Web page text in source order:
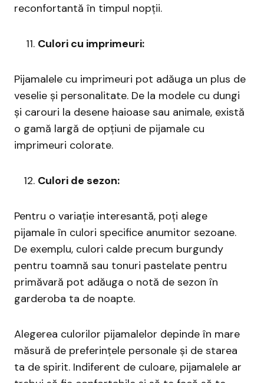
reconfortantă în timpul nopții.
Culori cu imprimeuri:
Pijamalele cu imprimeuri pot adăuga un plus de
veselie și personalitate. De la modele cu dungi
și carouri la desene haioase sau animale, există
o gamă largă de opțiuni de pijamale cu
imprimeuri colorate.
Culori de sezon:
Pentru o variație interesantă, poți alege
pijamale în culori specifice anumitor sezoane.
De exemplu, culori calde precum burgundy
pentru toamnă sau tonuri pastelate pentru
primăvară pot adăuga o notă de sezon în
garderoba ta de noapte.
Alegerea culorilor pijamalelor depinde în mare
măsură de preferințele personale și de starea
ta de spirit. Indiferent de culoare, pijamalele ar